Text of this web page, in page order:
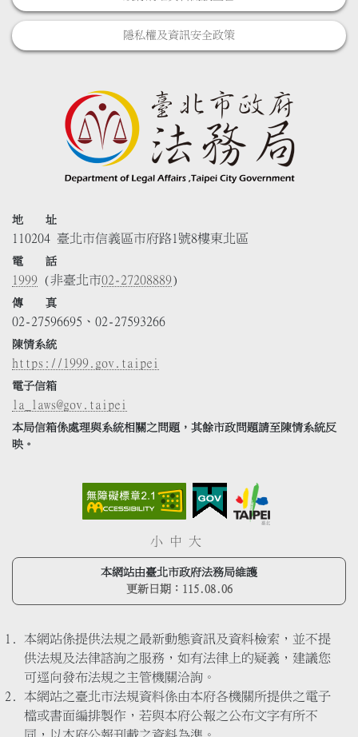
隱私權及資訊安全政策
地 址
110204 臺北市信義區市府路1號8樓東北區
電 話
1999 (非臺北市02-27208889)
傳 真
02-27596695、02-27593266
陳情系統
https://1999.gov.taipei
電子信箱
la_laws@gov.taipei
本局信箱係處理與系統相關之問題，其餘市政問題請至陳情系統反
映。
小 中 大
本網站由臺北市政府法務局維護
更新日期： 115.08.06
本網站係提供法規之最新動態資訊及資料檢索，並不提
供法規及法律諮詢之服務，如有法律上的疑義，建議您
可逕向發布法規之主管機關洽詢。
本網站之臺北市法規資料係由本府各機關所提供之電子
檔或書面編排製作，若與本府公報之公布文字有所不
同，以本府公報刊載之資料為準。